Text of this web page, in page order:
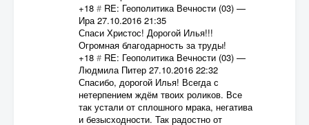
+18 # RE: Геополитика Вечности (03)—
Ира27.10.2016 21:35
Спаси Христос! Дорогой Илья!!!
Огромная благодарность за труды!
+18 # RE: Геополитика Вечности (03)—
Людмила Питер 27.10.2016 22:32
Спасибо, дорогой Илья! Всегда с
нетерпением ждём твоих роликов. Все
так устали от сплошного мрака, негатива
и безысходности. Так радостно от